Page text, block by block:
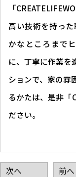
「
高い技術を持っ
かなところまで
に、丁寧に作業を
ションで、家の雰
るかたは、是非「
ださい。
次へ 前へ